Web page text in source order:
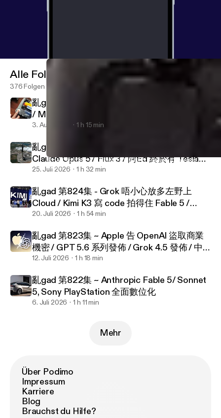
亂‌‌‌gad‌‌‌ ‌‌‌‌‌第‌‌‌813集 ~ 涼粉鬧爆小米手錶 5 / Steam Controller /
亂gad | randgad podcast
Alle Folgen
376 Folgen
亂‌‌‌gad‌‌‌ ‌‌‌‌‌第826集 - Apple 官方租機 subscription
/ ModRetro M64 / Starship 40 仲喺個海度浮
緊
3. Aug. 2026 1 h 15 min
亂‌‌‌gad‌‌‌ ‌‌‌‌‌第‌‌‌825集 ~ Starship 第13次試射 /
Claude Opus 5 / Flux 3 / 阿Ed 終於有 Tesla
FSD v14 lite
25. Juli 2026 1 h 32 min
亂‌‌‌gad‌‌‌ ‌‌‌‌‌第824集 - Grok 唔小心放多左野上
Cloud / Kimi K3 寫 code 拍得住 Fable 5 /
Stripe 想收購 PayPal
20. Juli 2026 1 h 54 min
亂‌‌‌gad‌‌‌ ‌‌‌‌‌第‌‌‌823集 ~ Apple 告 OpenAI 盜取商業
機密 / GPT 5.6 系列發佈 / Grok 4.5 發佈 / 中
國都有可回收火箭啦
12. Juli 2026 1 h 18 min
亂‌‌‌gad‌‌‌ ‌‌‌‌‌第‌‌‌822集 ~ Anthropic Fable 5/ Sonnet
5, Sony PlayStation 全面數位化
6. Juli 2026 1 h 11 min
Mehr
Über Podimo
Impressum
Karriere
Blog
Brauchst du Hilfe?